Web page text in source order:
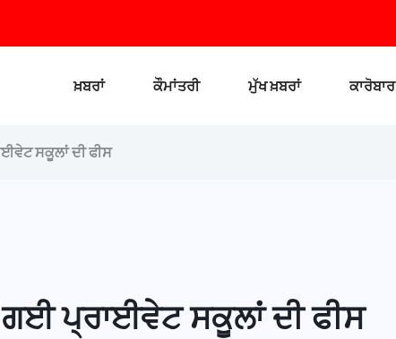
ਖ਼ਬਰਾਂ ਕੌਮਾਂਤਰੀ ਮੁੱਖ ਖ਼ਬਰਾਂ ਕਾਰੋਬਾਰ
ਸਕੂਲਾਂ ਦੀ ਫੀਸ
ਗਈ ਪ੍ਰਾਈਵੇਟ ਸਕੂਲਾਂ ਦੀ ਫੀਸ